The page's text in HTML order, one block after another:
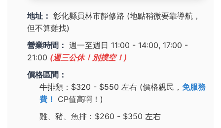
地址： 彰化縣員林市靜修路 (地點稍微要靠導航，
但不算難找)
營業時間： 週一至週日 11:00 - 14:00, 17:00 -
21:00 (週三公休！別撲空！)
價格區間：
牛排類：$320 - $550 左右 (價格親民， 免服務
費！ CP值高啊！)
雞、豬、魚排：$260 - $350 左右